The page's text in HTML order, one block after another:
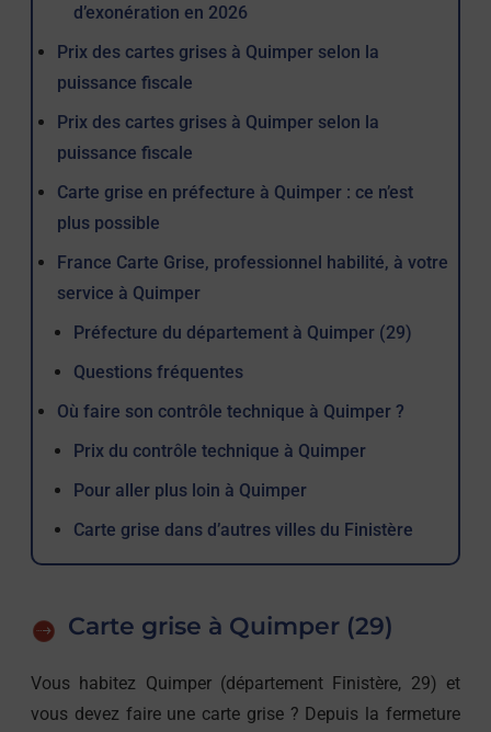
d’exonération en 2026
Prix des cartes grises à Quimper selon la
puissance fiscale
Prix des cartes grises à Quimper selon la
puissance fiscale
Carte grise en préfecture à Quimper : ce n’est
plus possible
France Carte Grise, professionnel habilité, à votre
service à Quimper
Préfecture du département à Quimper (29)
Questions fréquentes
Où faire son contrôle technique à Quimper ?
Prix du contrôle technique à Quimper
Pour aller plus loin à Quimper
Carte grise dans d’autres villes du Finistère
Carte grise à Quimper (29)
Vous habitez Quimper (département Finistère, 29) et
vous devez faire une carte grise ? Depuis la fermeture